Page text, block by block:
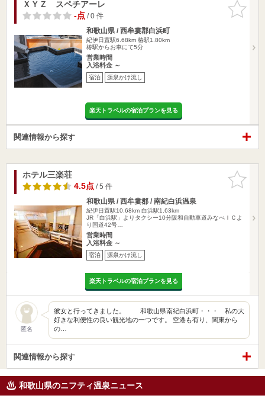
お気に入
りに追加
ＸＹＺ スペチアーレ
-点/ 0 件
和歌山県 / 西牟婁郡白浜町
紀伊日置駅6.68km 椿駅1.80km
椿駅からお車にて5分
営業時間
入浴料金 ～
宿泊 源泉かけ流し
楽天トラベルの宿泊プランを見る
関連情報から探す
お気に入
りに追加
ホテル三楽荘
4.5点/ 5 件
和歌山県 / 西牟婁郡 / 南紀白浜温泉
紀伊日置駅10.68km 白浜駅1.63km
JR「白浜駅」よりタクシー10分阪和自動車道みなべＩＣよ
り国道42号…
営業時間
入浴料金 ～
宿泊 源泉かけ流し
楽天トラベルの宿泊プランを見る
匿名
彼女と行ってきました。 和歌山県南紀白浜町・・・ 私の大
好きな利便性の良い観光地の一つです。 空港も有り、関東から
の…
関連情報から探す
和歌山県のニフティ温泉ニュース